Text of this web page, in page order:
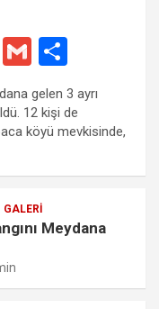
O
ut
G
m
ail
h
ar
e
gelen 3 ayrı
12 kişi de
köyü mevkisinde,
GALERI
Meydana